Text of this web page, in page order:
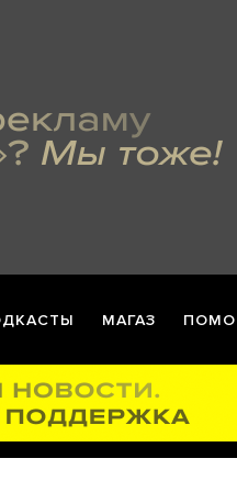
МАГАЗ